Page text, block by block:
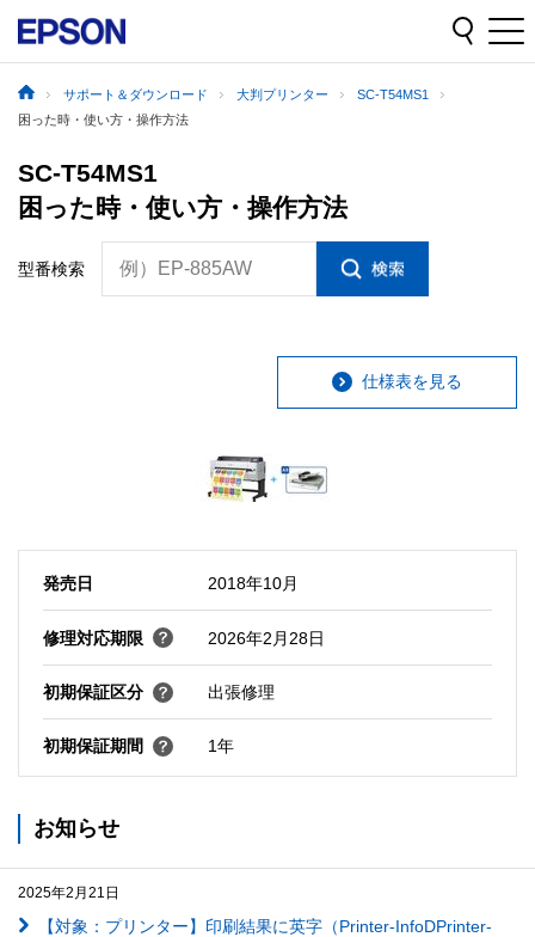
サポート＆ダウンロード 大判プリンター
SC-T54MS1
困った時・使い方・操作方法
SC-T54MS1
困った時・使い方・操作方法
型番検索 例）EP-885AW
仕様表を見る
発売日 2018年10月
修理対応期限 2026年2月28日
初期保証区分 出張修理
初期保証期間 1年
お知らせ
2025年2月21日
【対象：プリンター】印刷結果に英字（Printer-InfoDPrinter-